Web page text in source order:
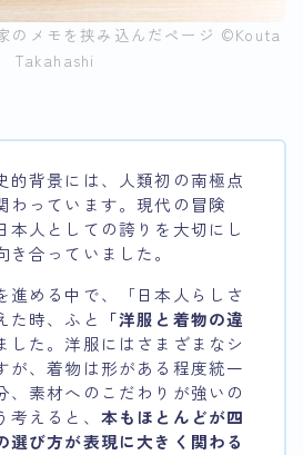
のメモを挟み込んだページ ©︎Kouta
Takahashi
的背景には、人類初の南極点
わっています。現代の冒険
本人としての誇りを大切にし
合っていました。
進める中で、「日本人らしさ
た時、ふと
「洋服と着物の違
した。洋服にはさまざまなシ
が、着物は形がある程度統一
、素材へのこだわりが強いの
えると、 本もほとんどが四
選び方が表現に大きく関わる